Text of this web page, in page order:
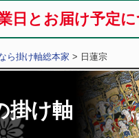
業日とお届け予
ら掛け軸総本家 > 日蓮宗
掛け軸